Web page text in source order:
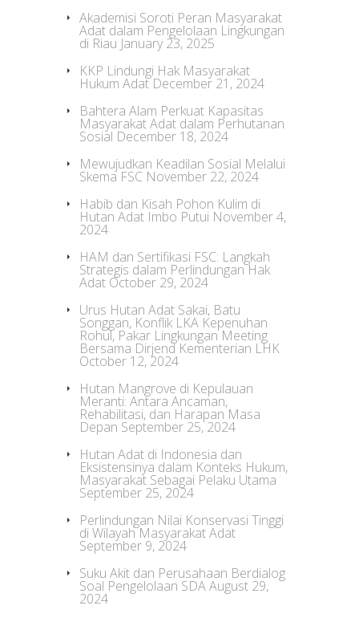
Akademisi Soroti Peran Masyarakat
Adat dalam Pengelolaan Lingkungan
di Riau January 23, 2025
KKP Lindungi Hak Masyarakat
Hukum Adat December 21, 2024
Bahtera Alam Perkuat Kapasitas
Masyarakat Adat dalam Perhutanan
Sosial December 18, 2024
Mewujudkan Keadilan Sosial Melalui
Skema FSC November 22, 2024
Habib dan Kisah Pohon Kulim di
Hutan Adat Imbo Putui November 4,
2024
HAM dan Sertifikasi FSC: Langkah
Strategis dalam Perlindungan Hak
Adat October 29, 2024
Urus Hutan Adat Sakai, Batu
Songgan, Konflik LKA Kepenuhan
Rohul, Pakar Lingkungan Meeting
Bersama Dirjend Kementerian LHK
October 12, 2024
Hutan Mangrove di Kepulauan
Meranti: Antara Ancaman,
Rehabilitasi, dan Harapan Masa
Depan September 25, 2024
Hutan Adat di Indonesia dan
Eksistensinya dalam Konteks Hukum,
Masyarakat Sebagai Pelaku Utama
September 25, 2024
Perlindungan Nilai Konservasi Tinggi
di Wilayah Masyarakat Adat
September 9, 2024
Suku Akit dan Perusahaan Berdialog
Soal Pengelolaan SDAAugust 29,
2024